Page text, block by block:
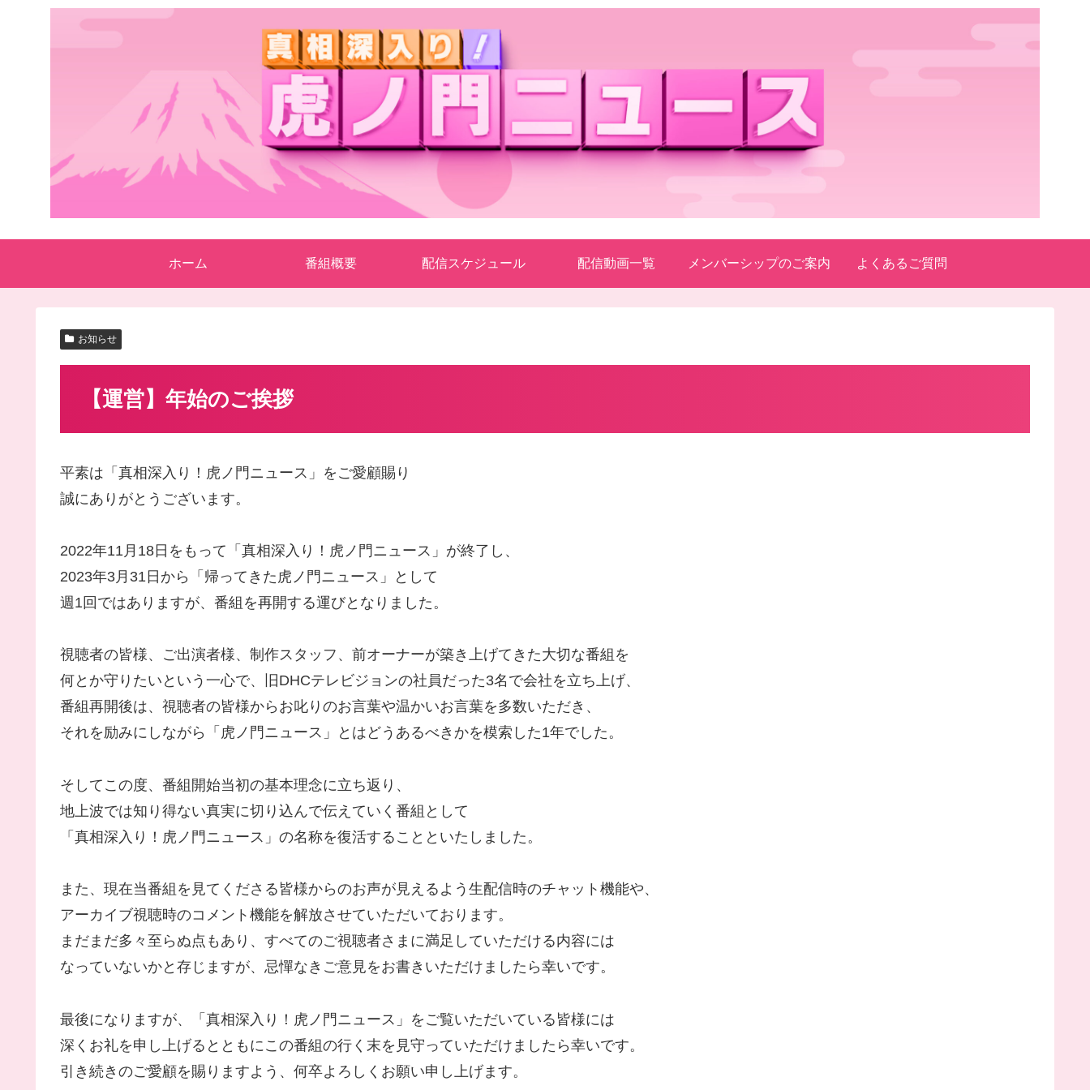
ホーム 番組概要 配信スケジュール 配信動画一覧 メンバーシップのご案内 よくあるご質問
お知らせ
【運営】年始のご挨拶
平素は「真相深入り！虎ノ門ニュース」をご愛顧賜り
誠にありがとうございます。
2022年11月18日をもって「真相深入り！虎ノ門ニュース」が終了し、
2023年3月31日から「帰ってきた虎ノ門ニュース」として
週1回ではありますが、番組を再開する運びとなりました。
視聴者の皆様、ご出演者様、制作スタッフ、前オーナーが築き上げてきた大切な番組を
何とか守りたいという一心で、旧DHCテレビジョンの社員だった3名で会社を立ち上げ、
番組再開後は、視聴者の皆様からお叱りのお言葉や温かいお言葉を多数いただき、
それを励みにしながら「虎ノ門ニュース」とはどうあるべきかを模索した1年でした。
そしてこの度、番組開始当初の基本理念に立ち返り、
地上波では知り得ない真実に切り込んで伝えていく番組として
「真相深入り！虎ノ門ニュース」の名称を復活することといたしました。
また、現在当番組を見てくださる皆様からのお声が見えるよう生配信時のチャット機能や、
アーカイブ視聴時のコメント機能を解放させていただいております。
まだまだ多々至らぬ点もあり、すべてのご視聴者さまに満足していただける内容には
なっていないかと存じますが、忌憚なきご意見をお書きいただけましたら幸いです。
最後になりますが、「真相深入り！虎ノ門ニュース」をご覧いただいている皆様には
深くお礼を申し上げるとともにこの番組の行く末を見守っていただけましたら幸いです。
引き続きのご愛顧を賜りますよう、何卒よろしくお願い申し上げます。